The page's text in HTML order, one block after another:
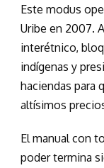
Este modus
Uribe en 2007.
interétnico,
indígenas y
haciendas para
altísimos
El manual con
poder termina